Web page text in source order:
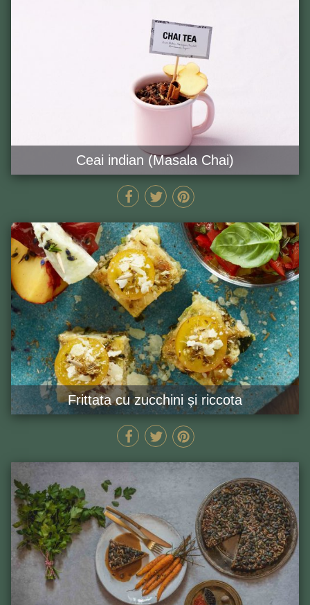
Ceai indian (Masala Chai)
15 MIN GĂTEȘTE ACUM
Frittata cu zucchini și riccota
30 MIN GĂTEȘTE ACUM